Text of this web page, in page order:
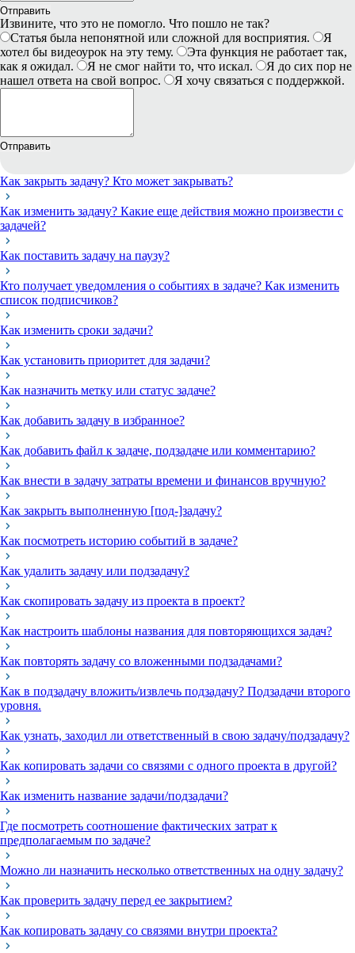
Отправить
Извините, что это не помогло. Что пошло не так?
Статья была непонятной или сложной для восприятия.
Я
хотел бы видеоурок на эту тему.
Эта функция не работает так,
как я ожидал.
Я не смог найти то, что искал.
Я до сих пор не
нашел ответа на свой вопрос.
Я хочу связаться с поддержкой.
Отправить
Как закрыть задачу? Кто может закрывать?
Как изменить задачу? Какие еще действия можно произвести с
задачей?
Как поставить задачу на паузу?
Кто получает уведомления о событиях в задаче? Как изменить
список подписчиков?
Как изменить сроки задачи?
Как установить приоритет для задачи?
Как назначить метку или статус задаче?
Как добавить задачу в избранное?
Как добавить файл к задаче, подзадаче или комментарию?
Как внести в задачу затраты времени и финансов вручную?
Как закрыть выполненную [под-]задачу?
Как посмотреть историю событий в задаче?
Как удалить задачу или подзадачу?
Как скопировать задачу из проекта в проект?
Как настроить шаблоны названия для повторяющихся задач?
Как повторять задачу со вложенными подзадачами?
Как в подзадачу вложить/извлечь подзадачу? Подзадачи второго
уровня.
Как узнать, заходил ли ответственный в свою задачу/подзадачу?
Как копировать задачи со связями с одного проекта в другой?
Как изменить название задачи/подзадачи?
Где посмотреть соотношение фактических затрат к
предполагаемым по задаче?
Можно ли назначить несколько ответственных на одну задачу?
Как проверить задачу перед ее закрытием?
Как копировать задачу со связями внутри проекта?